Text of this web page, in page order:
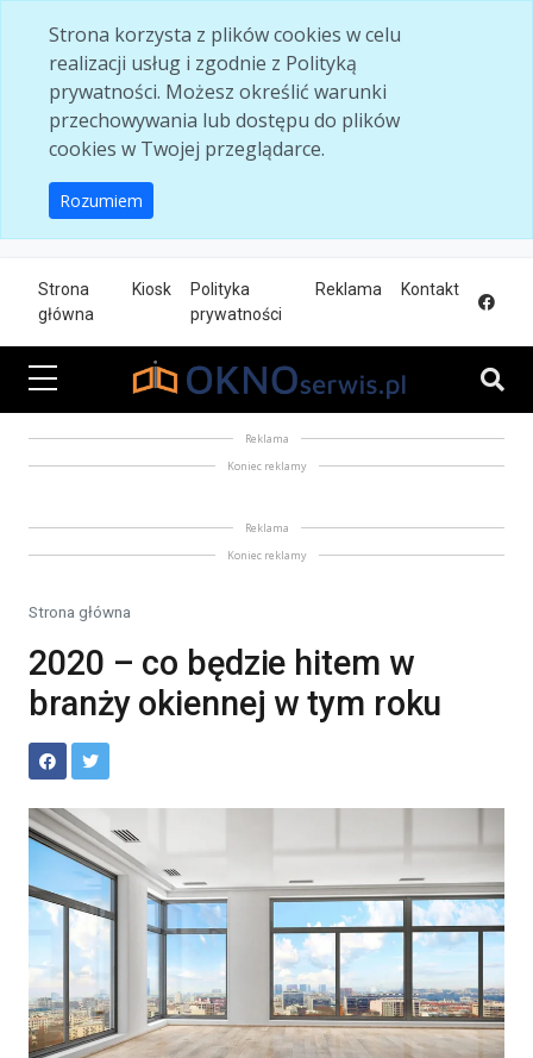
Strona korzysta z plików cookies w celu
realizacji usług i zgodnie z Polityką
prywatności. Możesz określić warunki
przechowywania lub dostępu do plików
cookies w Twojej przeglądarce.
Rozumiem
Strona
główna
Kiosk
Polityka
prywatności
Reklama Kontakt
Reklama
Koniec reklamy
Reklama
Koniec reklamy
Strona główna
2020 – co będzie hitem w
branży okiennej w tym roku